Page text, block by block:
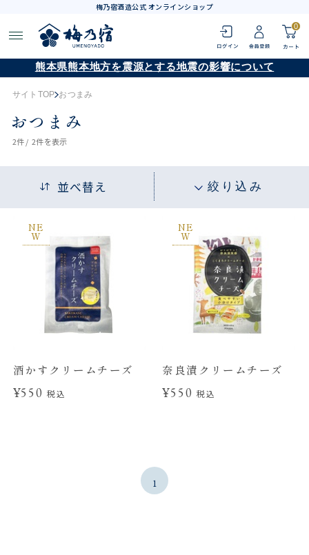
梅乃宿酒造公式 オンラインショップ
0
熊本県熊本地方を震源とする地震の影響について
サイトTOP おつまみ
おつまみ
2件 / 2件を表示
並べ替え 絞り込み
NE
W
酒かすクリームチーズ
¥550税込
NE
W
奈良漬クリームチーズ
¥550税込
1